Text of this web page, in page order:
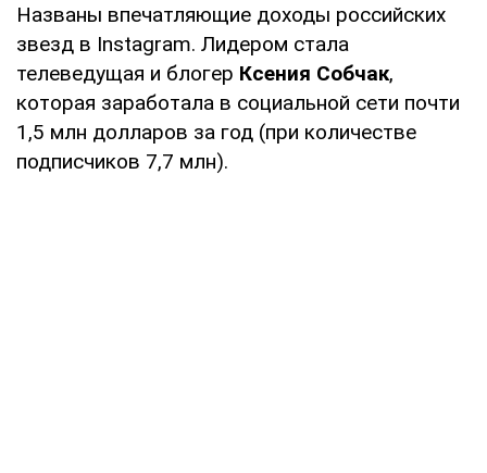
Названы впечатляющие доходы российских
звезд в Instagram. Лидером стала
телеведущая и блогер Ксения Собчак,
которая заработала в социальной сети почти
1,5 млн долларов за год (при количестве
подписчиков 7,7 млн).